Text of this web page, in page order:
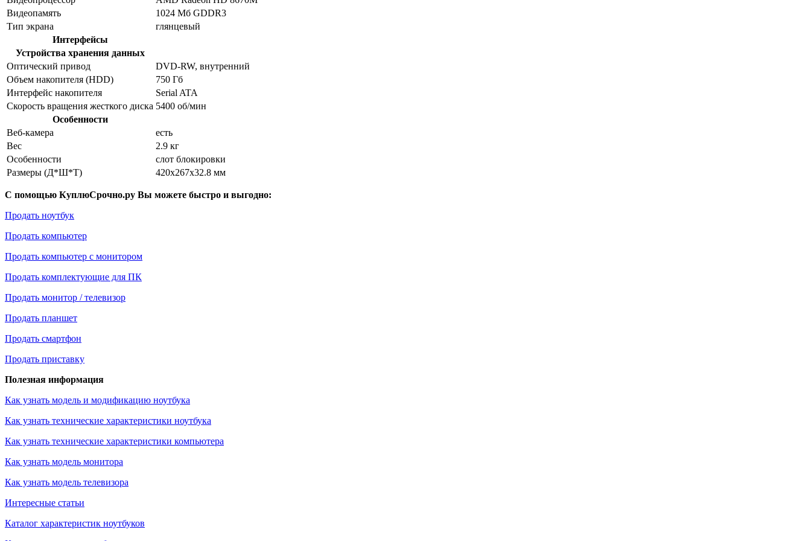
Видеопамять
1024 Мб GDDR3
Тип экрана
глянцевый
Интерфейсы
Устройства хранения данных
Оптический привод
DVD-RW, внутренний
Объем накопителя (HDD)
750 Гб
Интерфейс накопителя
Serial ATA
Скорость вращения жесткого диска 5400 об/мин
Особенности
Веб-камера
есть
Вес
2.9 кг
Особенности
слот блокировки
Размеры (Д*Ш*Т)
420x267x32.8 мм
С помощью КуплюСрочно.ру Вы можете быстро и выгодно:
Продать ноутбук
Продать компьютер
Продать компьютер с монитором
Продать комплектующие для ПК
Продать монитор / телевизор
Продать планшет
Продать смартфон
Продать приставку
Полезная информация
Как узнать модель и модификацию ноутбука
Как узнать технические характеристики ноутбука
Как узнать технические характеристики компьютера
Как узнать модель монитора
Как узнать модель телевизора
Интересные статьи
Каталог характеристик ноутбуков